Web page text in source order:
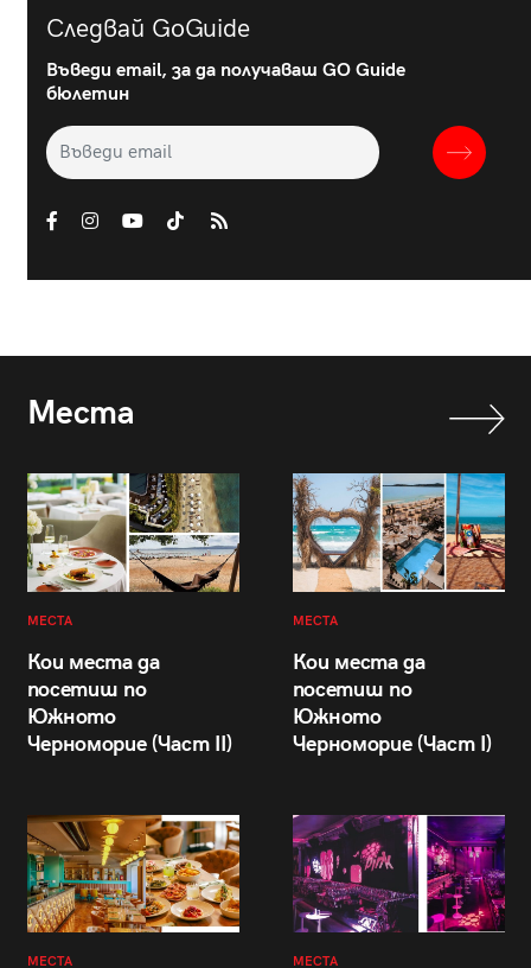
Следвай GoGuide
Въведи email, за да получаваш GO Guide
бюлетин
Места
МЕСТА
Кои места да
посетиш по
Южното
Черноморие (Част II)
МЕСТА
Кои места да
посетиш по
Южното
Черноморие (Част I)
МЕСТА МЕСТА